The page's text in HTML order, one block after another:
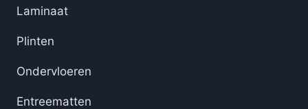
Laminaat
Plinten
Ondervloeren
Entreematten